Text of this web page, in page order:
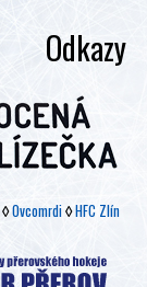
Odkazy
◊Ovcomrdi◊HFC Zlín